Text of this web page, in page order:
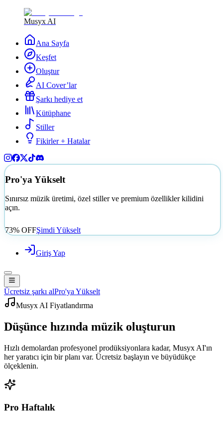
Musyx AI
Ana Sayfa
Keşfet
Oluştur
AI Cover’lar
Şarkı hediye et
Kütüphane
Stiller
Fikirler + Hatalar
Pro'ya Yükselt
Sınırsız müzik üretimi, özel stiller ve premium özellikler kilidini
açın.
73% OFFŞimdi Yükselt
Giriş Yap
Ücretsiz şarkı alPro'ya Yükselt
Musyx AI Fiyatlandırma
Düşünce hızında müzik oluşturun
Hızlı demolardan profesyonel prodüksiyonlara kadar, Musyx AI'ın
her yaratıcı için bir planı var. Ücretsiz başlayın ve büyüdükçe
ölçeklenin.
Pro Haftalık